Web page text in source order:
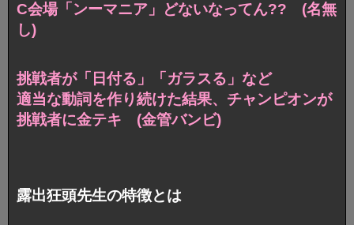
C会場「ンーマニア」どないなってん?? (名無
し)
挑戦者が「日付る」「ガラスる」など
適当な動詞を作り続けた結果、チャンピオンが
挑戦者に金テキ (金管バンビ)
露出狂頭先生の特徴とは